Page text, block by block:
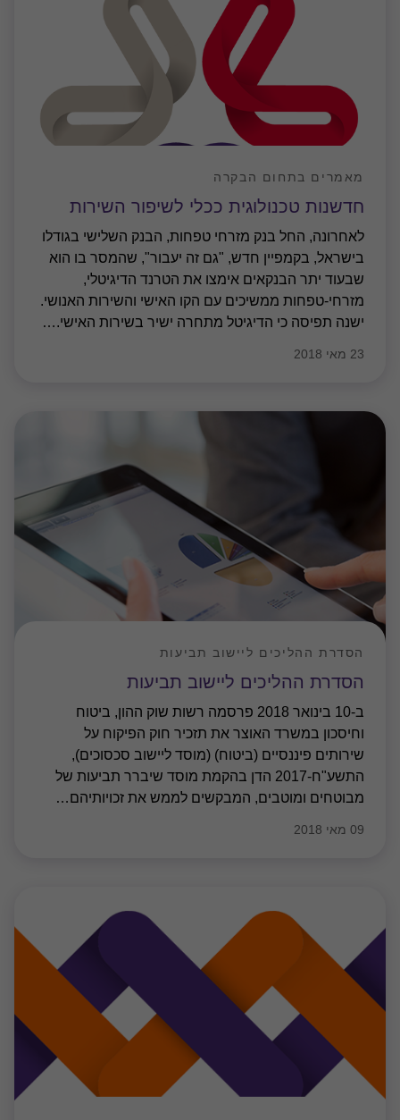
חדשנות טכנולוגית ככלי לשיפור השירות
מאמרים בתחום הבקרה
לאחרונה, החל בנק מזרחי טפחות, הבנק השלישי בגודלו
בישראל, בקמפיין חדש, "גם זה יעבור", שהמסר בו הוא
שבעוד יתר הבנקאים אימצו את הטרנד הדיגיטלי,
מזרחי-טפחות ממשיכים עם הקו האישי והשירות האנושי.
ישנה תפיסה כי הדיגיטל מתחרה ישיר בשירות האישי.…
23 מאי 2018
הסדרת ההליכים ליישוב תביעות
הסדרת ההליכים ליישוב תביעות
ב-10 בינואר 2018 פרסמה רשות שוק ההון, ביטוח
וחיסכון במשרד האוצר את תזכיר חוק הפיקוח על
שירותים פיננסיים (ביטוח) (מוסד ליישוב סכסוכים),
התשע"ח-2017 הדן בהקמת מוסד שיברר תביעות של
מבוטחים ומוטבים, המבקשים לממש את זכויותיהם…
09 מאי 2018